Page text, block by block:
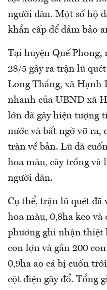
người dân. Một số hộ
khẩn cấp để đảm bảo
Tại huyện Quế Phong,
28/5 gây ra trận lũ
Long Thắng, xã Hạnh
nhanh của UBND xã
lớn đã gây hiện tượng
nước và bất ngờ vỡ ra,
tràn về bản. Lũ đã
hoa màu, cây trồng và
người dân.
Cụ thể, trận lũ quét đã
hoa màu, 0,8ha keo và
phương ghi nhận thiệt
con lợn và gần 200
0,9ha ao cá bị cuốn
cột điện gãy đổ. Tổng